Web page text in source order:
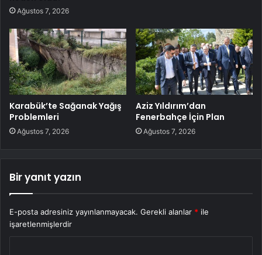
Ağustos 7, 2026
Karabük’te Sağanak Yağış
Problemleri
Ağustos 7, 2026
Aziz Yıldırım’dan
Fenerbahçe İçin Plan
Ağustos 7, 2026
Bir yanıt yazın
E-posta adresiniz yayınlanmayacak. Gerekli alanlar * ile
işaretlenmişlerdir